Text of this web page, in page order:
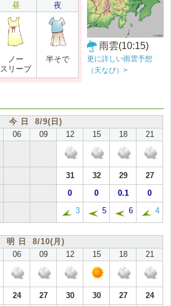
昼 夜
ノー
スリーブ
半そで
雨雲(10:15)
更に詳しい雨雲予想
（天なび）>
今 日 8/9(日)
06 09 12 15 18 21
31 32 29
27
0 0 0.1 0
3 5 6 4
明 日 8/10(月)
06 09 12 15 18 21
24 27 30 30 27
24